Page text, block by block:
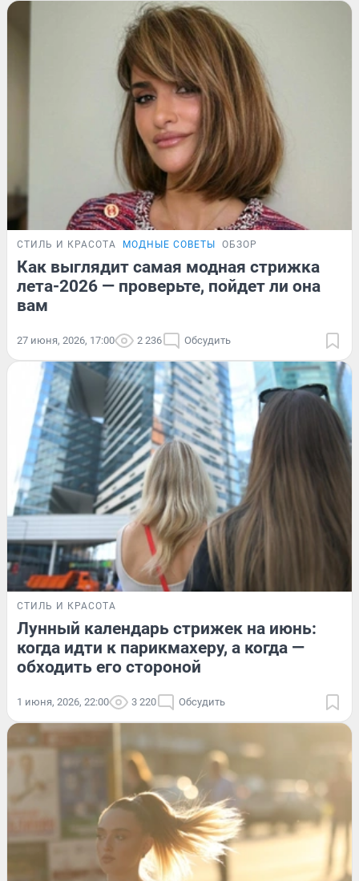
СТИЛЬ И КРАСОТА МОДНЫЕ СОВЕТЫ ОБЗОР
Как выглядит самая модная стрижка
лета-2026 — проверьте, пойдет ли она
вам
27 июня, 2026, 17:00 2 236 Обсудить
СТИЛЬ И КРАСОТА
Лунный календарь стрижек на июнь:
когда идти к парикмахеру, а когда —
обходить его стороной
1 июня, 2026, 22:00 3 220 Обсудить